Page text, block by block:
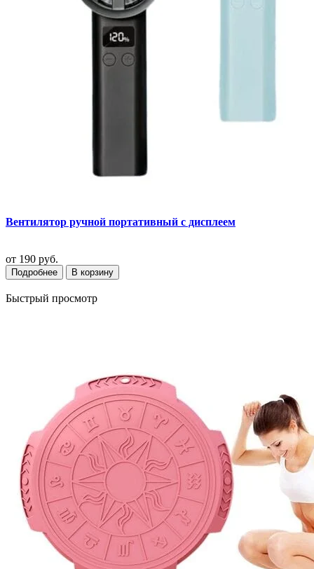
Вентилятор ручной портативный с дисплеем
от 190 руб.
Подробнее В корзину
Быстрый просмотр